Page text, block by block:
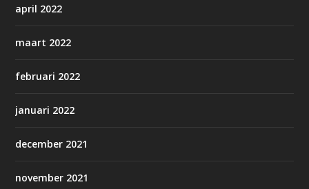
april 2022
maart 2022
februari 2022
januari 2022
december 2021
november 2021